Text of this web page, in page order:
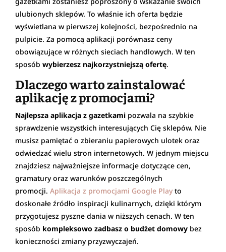
ulubionych sklepów. To właśnie ich oferta będzie
wyświetlana w pierwszej kolejności, bezpośrednio na
pulpicie. Za pomocą aplikacji porównasz ceny
obowiązujące w różnych sieciach handlowych. W ten
sposób wybierzesz najkorzystniejszą ofertę.
Dlaczego warto zainstalować
aplikację z promocjami?
Najlepsza aplikacja z gazetkami pozwala na szybkie
sprawdzenie wszystkich interesujących Cię sklepów. Nie
musisz pamiętać o zbieraniu papierowych ulotek oraz
odwiedzać wielu stron internetowych. W jednym miejscu
znajdziesz najważniejsze informacje dotyczące cen,
gramatury oraz warunków poszczególnych
promocji. Aplikacja z promocjami Google Play to
doskonałe źródło inspiracji kulinarnych, dzięki którym
przygotujesz pyszne dania w niższych cenach. W ten
sposób kompleksowo zadbasz o budżet domowy bez
konieczności zmiany przyzwyczajeń.